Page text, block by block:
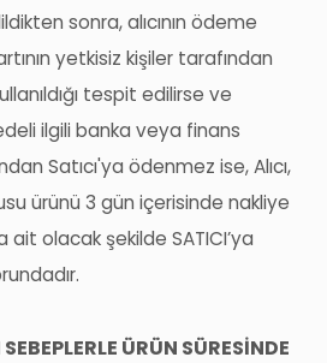
sonra, alıcının ödeme
yetkisiz kişiler tarafından
tespit edilirse ve
ilgili banka veya finans
Satıcı'ya ödenmez ise, Alıcı,
ürünü 3 gün içerisinde nakliye
ait olacak şekilde SATICI’ya
ÜRÜN SÜRESİNDE